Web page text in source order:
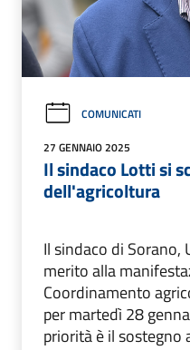
COMUNICATI
27 GENNAIO 2025
Il sindaco Lotti si
dell'agricoltura
Il sindaco di
merito alla
Coordinamento
per martedì 28
priorità è il sostegno